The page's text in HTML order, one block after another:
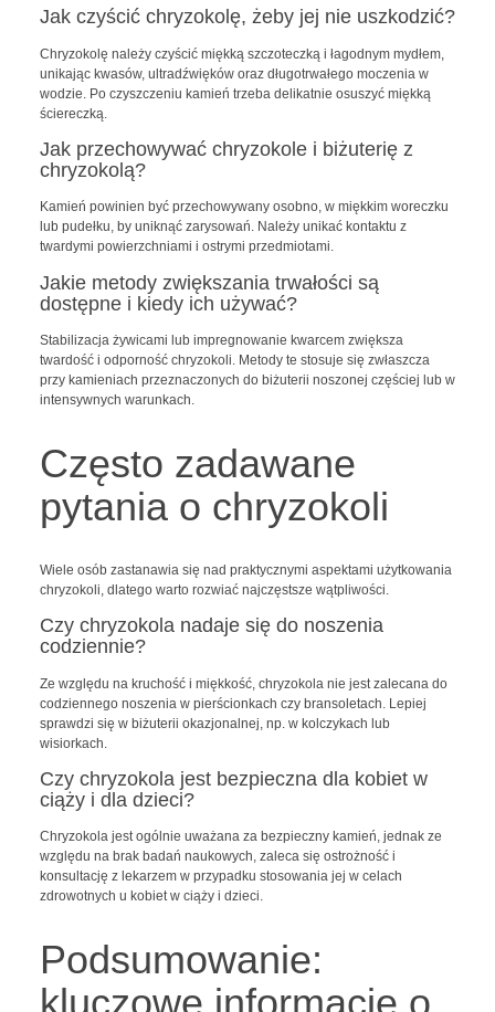
Jak czyścić chryzokolę, żeby jej nie uszkodzić?
Chryzokolę należy czyścić miękką szczoteczką i łagodnym mydłem,
unikając kwasów, ultradźwięków oraz długotrwałego moczenia w
wodzie. Po czyszczeniu kamień trzeba delikatnie osuszyć miękką
ściereczką.
Jak przechowywać chryzokole i biżuterię z
chryzokolą?
Kamień powinien być przechowywany osobno, w miękkim woreczku
lub pudełku, by uniknąć zarysowań. Należy unikać kontaktu z
twardymi powierzchniami i ostrymi przedmiotami.
Jakie metody zwiększania trwałości są
dostępne i kiedy ich używać?
Stabilizacja żywicami lub impregnowanie kwarcem zwiększa
twardość i odporność chryzokoli. Metody te stosuje się zwłaszcza
przy kamieniach przeznaczonych do biżuterii noszonej częściej lub w
intensywnych warunkach.
Często zadawane
pytania o chryzokoli
Wiele osób zastanawia się nad praktycznymi aspektami użytkowania
chryzokoli, dlatego warto rozwiać najczęstsze wątpliwości.
Czy chryzokola nadaje się do noszenia
codziennie?
Ze względu na kruchość i miękkość, chryzokola nie jest zalecana do
codziennego noszenia w pierścionkach czy bransoletach. Lepiej
sprawdzi się w biżuterii okazjonalnej, np. w kolczykach lub
wisiorkach.
Czy chryzokola jest bezpieczna dla kobiet w
ciąży i dla dzieci?
Chryzokola jest ogólnie uważana za bezpieczny kamień, jednak ze
względu na brak badań naukowych, zaleca się ostrożność i
konsultację z lekarzem w przypadku stosowania jej w celach
zdrowotnych u kobiet w ciąży i dzieci.
Podsumowanie:
kluczowe informacje o